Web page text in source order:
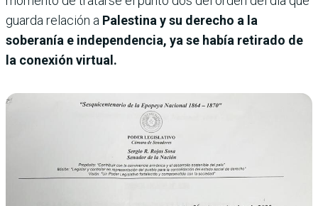
guarda relación a Palestina y su derecho a la
soberanía e independencia, ya se había retirado de
la conexión virtual.